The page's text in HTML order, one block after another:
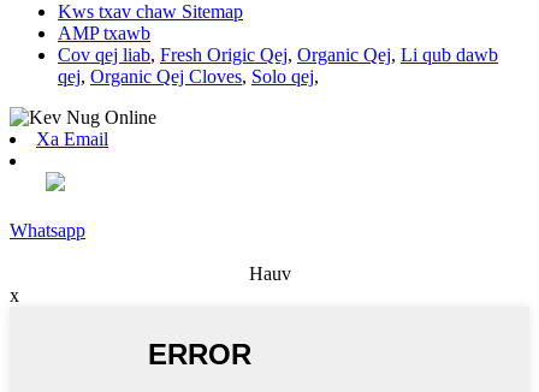
Kws txav chaw Sitemap
AMP txawb
Cov qej liab, Fresh Origic Qej, Organic Qej, Li qub dawb
qej, Organic Qej Cloves, Solo qej,
Xa Email
Whatsapp
Hauv
x